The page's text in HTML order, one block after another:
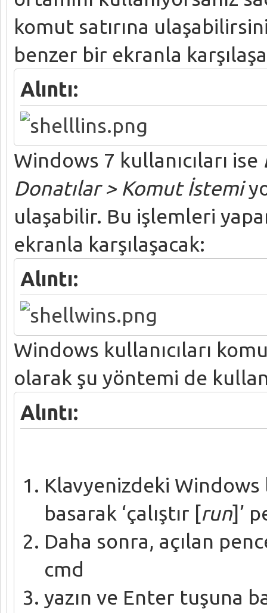
komut satırına
benzer bir ekranla
Alıntı:
Windows 7 kullanıcıları ise
Donatılar > Komut İstemi
ulaşabilir. Bu işlemleri
ekranla karşılaşacak:
Alıntı:
Windows kullanıcıları
olarak şu yöntemi de
Alıntı:
Klavyenizdeki
basarak ‘çalıştır [run]’
Daha sonra, açılan
cmd
yazın ve Enter tuşuna